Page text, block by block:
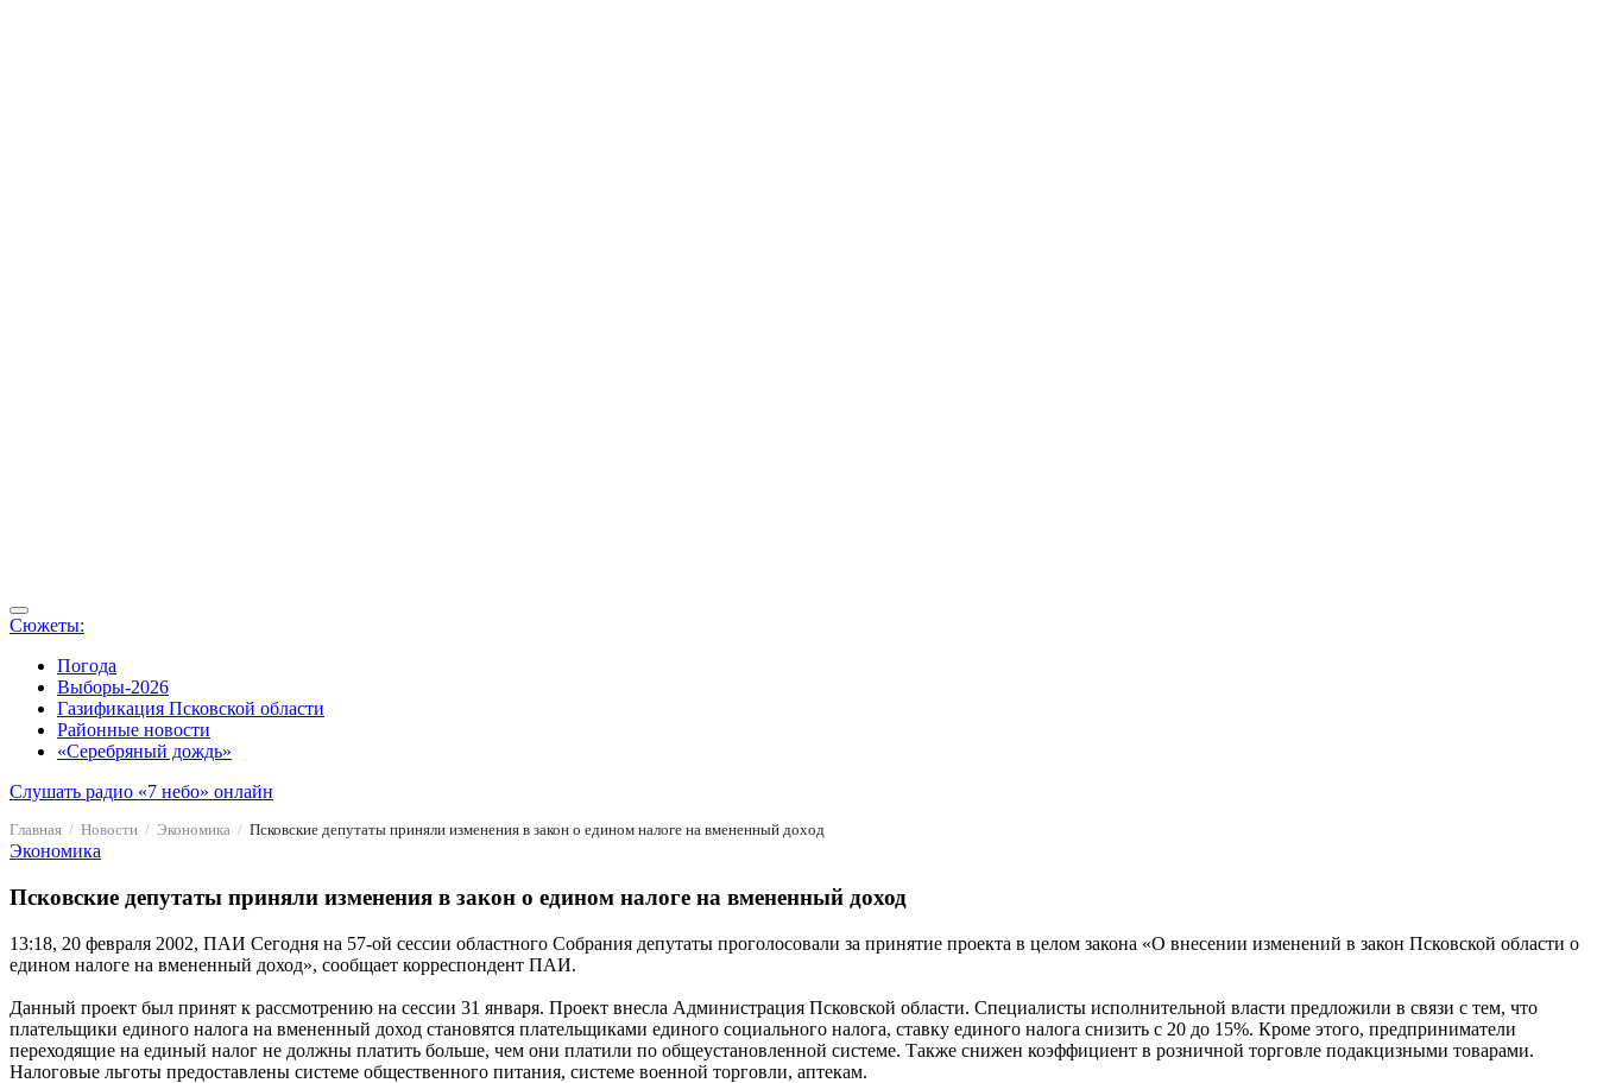
Сюжеты:
Погода
Выборы-2026
Газификация Псковской области
Районные новости
«Серебряный дождь»
Слушать радио «7 небо» онлайн
Главная Новости Экономика Псковские депутаты приняли изменения в закон о едином налоге на вмененный доход
Экономика
Псковские депутаты приняли изменения в закон о едином налоге на вмененный доход
13:18, 20 февраля 2002, ПАИ Сегодня на 57-ой сессии областного Собрания депутаты проголосовали за принятие проекта в целом закона «О внесении изменений в закон Псковской области о
едином налоге на вмененный доход», сообщает корреспондент ПАИ.
Данный проект был принят к рассмотрению на сессии 31 января. Проект внесла Администрация Псковской области. Специалисты исполнительной власти предложили в связи с тем, что
плательщики единого налога на вмененный доход становятся плательщиками единого социального налога, ставку единого налога снизить с 20 до 15%. Кроме этого, предприниматели
переходящие на единый налог не должны платить больше, чем они платили по общеустановленной системе. Также снижен коэффициент в розничной торговле подакцизными товарами.
Налоговые льготы предоставлены системе общественного питания, системе военной торговли, аптекам.